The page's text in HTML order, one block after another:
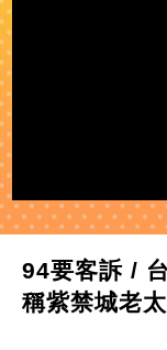
94要客訴 /
稱紫禁城老